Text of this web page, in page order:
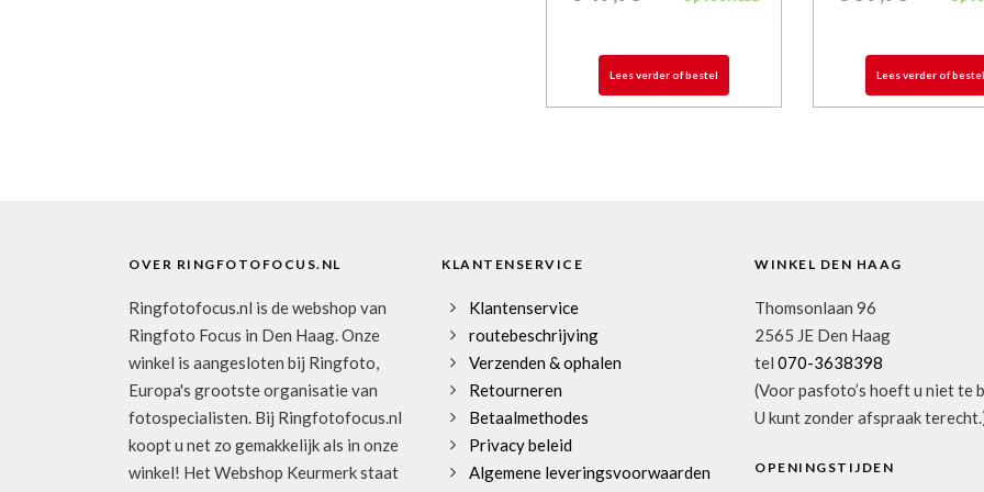
Lees verder of bestel Lees verder of bestel
OVER RINGFOTOFOCUS.NL
Ringfotofocus.nl is de webshop van
Ringfoto Focus in Den Haag. Onze
winkel is aangesloten bij Ringfoto,
Europa's grootste organisatie van
fotospecialisten. Bij Ringfotofocus.nl
koopt u net zo gemakkelijk als in onze
winkel! Het Webshop Keurmerk staat
KLANTENSERVICE
Klantenservice
routebeschrijving
Verzenden & ophalen
Retourneren
Betaalmethodes
Privacy beleid
Algemene leveringsvoorwaarden
WINKEL DEN HAAG
Thomsonlaan 96
2565 JE Den Haag
tel 070-3638398
(Voor pasfoto’s hoeft u niet te
U kunt zonder afspraak
OPENINGSTIJDEN